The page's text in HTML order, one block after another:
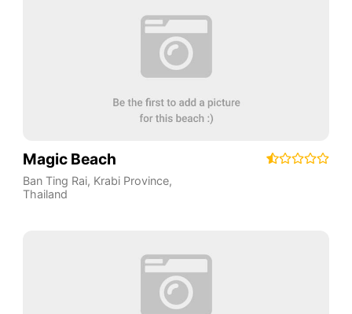
Magic Beach
Ban Ting Rai, Krabi Province,
Thailand